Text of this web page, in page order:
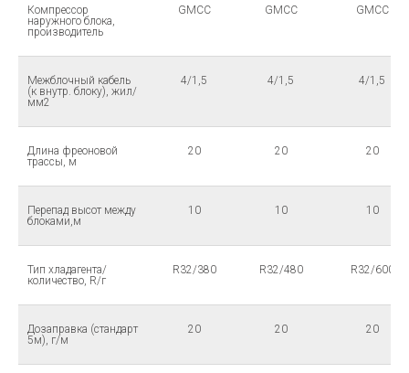
Компрессор
наружного блока,
производитель
GMCC GMCC GMCC
Межблочный кабель
(к внутр. блоку), жил/
мм2
4/1,5 4/1,5 4/1,5
Длина фреоновой
трассы, м
20 20 20
Перепад высот между
блоками,м
10 10 10
Тип хладагента/
количество, R/г
R32/380 R32/480 R32/600
Дозаправка (стандарт
5м), г/м
20 20 20